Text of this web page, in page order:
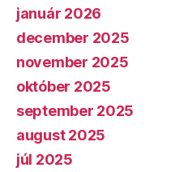
január 2026
december 2025
november 2025
október 2025
september 2025
august 2025
júl 2025